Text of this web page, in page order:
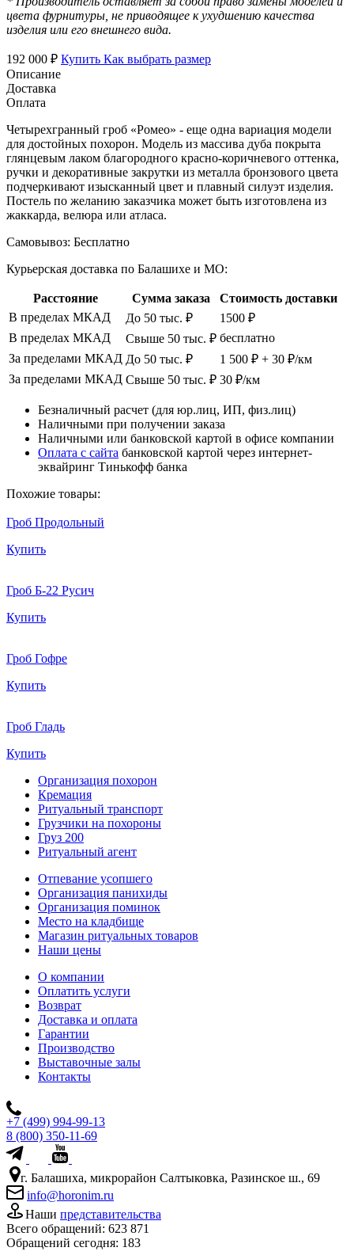
цвета фурнитуры, не приводящее к ухудшению качества
изделия или его внешнего вида.
192 000 ₽ Купить Как выбрать размер
Описание
Доставка
Оплата
Четырехгранный гроб «Ромео» - еще одна вариация модели
для достойных похорон. Модель из массива дуба покрыта
глянцевым лаком благородного красно-коричневого оттенка,
ручки и декоративные закрутки из металла бронзового цвета
подчеркивают изысканный цвет и плавный силуэт изделия.
Постель по желанию заказчика может быть изготовлена из
жаккарда, велюра или атласа.
Самовывоз: Бесплатно
Курьерская доставка по Балашихе и МО:
Расстояние Сумма заказа
Стоимость доставки
В пределах МКАД
До 50 тыс. ₽
1500 ₽
В пределах МКАД
Свыше 50 тыс. ₽ бесплатно
За пределами МКАД До 50 тыс. ₽
1 500 ₽ + 30 ₽/км
За пределами МКАД Свыше 50 тыс. ₽ 30 ₽/км
Безналичный расчет (для юр.лиц, ИП, физ.лиц)
Наличными при получении заказа
Наличными или банковской картой в офисе компании
Оплата с сайта банковской картой через интернет-
эквайринг Тинькофф банка
Похожие товары:
Гроб Продольный
Купить
Гроб Б-22 Русич
Купить
Гроб Гофре
Купить
Гроб Гладь
Купить
Организация похорон
Кремация
Ритуальный транспорт
Грузчики на похороны
Груз 200
Ритуальный агент
Отпевание усопшего
Организация панихиды
Организация поминок
Место на кладбище
Магазин ритуальных товаров
Наши цены
О компании
Оплатить услуги
Возврат
Доставка и оплата
Гарантии
Производство
Выставочные залы
Контакты
+7 (499) 994-99-13
8 (800) 350-11-69
г. Балашиха, микрорайон Салтыковка, Разинское ш., 69
info@horonim.ru
Наши представительства
Всего обращений: 623 871
Обращений сегодня: 183